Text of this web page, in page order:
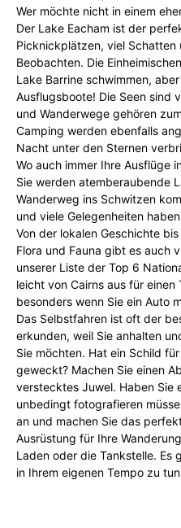
Wer möchte nicht in einem
Der Lake Eacham ist der
Picknickplätzen, viel Schatten
Beobachten. Die
Lake Barrine schwimmen,
Ausflugsboote! Die Seen sind
und Wanderwege gehören
Camping werden ebenfalls
Nacht unter den Sternen
Wo auch immer Ihre Ausflüge
Sie werden atemberaubende
Wanderweg ins Schwitzen
und viele Gelegenheiten
Von der lokalen Geschichte
Flora und Fauna gibt es auch
unserer Liste der Top 6
leicht von Cairns aus für einen
besonders wenn Sie ein Auto
Das Selbstfahren ist oft der
erkunden, weil Sie anhalten
Sie möchten. Hat ein Schild
geweckt? Machen Sie einen
verstecktes Juwel. Haben Sie
unbedingt fotografieren
an und machen Sie das
Ausrüstung für Ihre
Laden oder die Tankstelle. Es
in Ihrem eigenen Tempo zu